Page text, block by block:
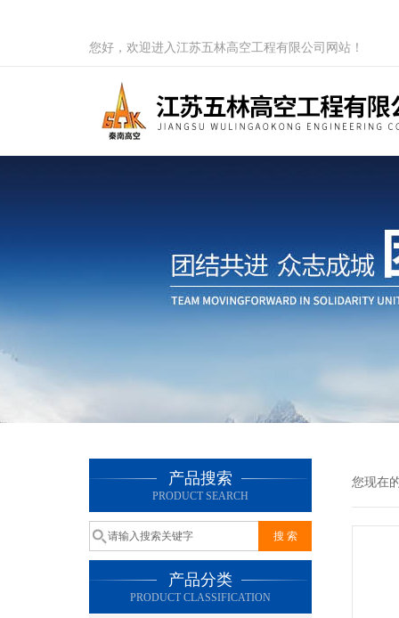
您好，欢迎进入江苏五林高空工程有限公司网站！
产品搜索
PRODUCT SEARCH
产品分类
PRODUCT CLASSIFICATION
您现在